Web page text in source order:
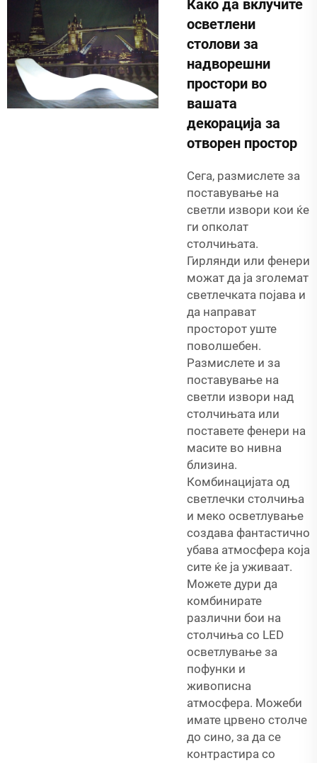
Како да вклучите
осветлени
столови за
надворешни
простори во
вашата
декорација за
отворен простор
Сега, размислете за
поставување на
светли извори кои ќе
ги опколат
столчињата.
Гирлянди или фенери
можат да ја зголемат
светлечката појава и
да направат
просторот уште
поволшебен.
Размислете и за
поставување на
светли извори над
столчињата или
поставете фенери на
масите во нивна
близина.
Комбинацијата од
светлечки столчиња
и меко осветлување
создава фантастично
убава атмосфера која
сите ќе ја уживаат.
Можете дури да
комбинирате
различни бои на
столчиња со LED
осветлување за
пофунки и
живописна
атмосфера. Можеби
имате црвено столче
до сино, за да се
контрастира со